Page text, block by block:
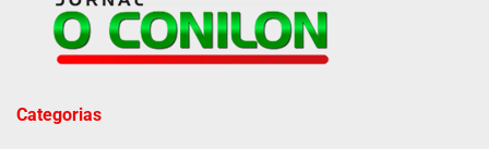
Categorias